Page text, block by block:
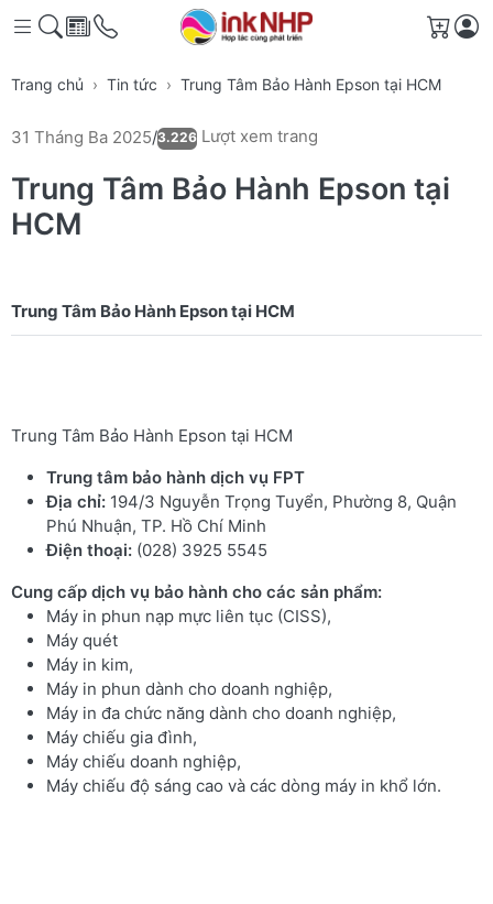
Giỏ
Trang chủ Tin tức Trung Tâm Bảo Hành Epson tại HCM
31 Tháng Ba 2025/3.226 Lượt xem trang
Trung Tâm Bảo Hành Epson tại
HCM
Trung Tâm Bảo Hành Epson tại HCM
Trung tâm bảo hành dịch vụ FPT
Địa chỉ: 194/3 Nguyễn Trọng Tuyển, Phường 8, Quận
Phú Nhuận, TP. Hồ Chí Minh
Điện thoại: (028) 3925 5545
Cung cấp dịch vụ bảo hành cho các sản phẩm:
Máy in phun nạp mực liên tục (CISS),
Máy quét
Máy in kim,
Máy in phun dành cho doanh nghiệp,
Máy in đa chức năng dành cho doanh nghiệp,
Máy chiếu gia đình,
Máy chiếu doanh nghiệp,
Máy chiếu độ sáng cao và các dòng máy in khổ lớn.